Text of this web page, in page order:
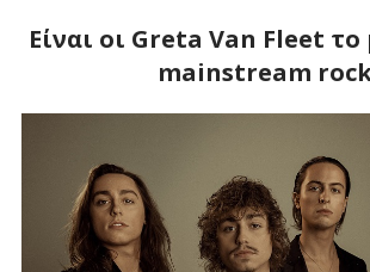
Είναι οι Greta Van Fleet το
mainstream